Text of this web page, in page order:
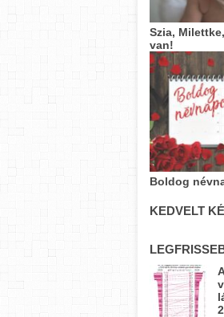
Szia,
van!
Boldog
KEDVELT